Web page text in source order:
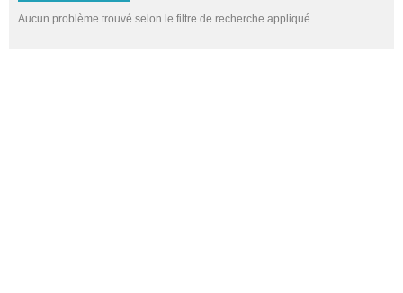
Aucun problème trouvé selon le filtre de recherche appliqué.